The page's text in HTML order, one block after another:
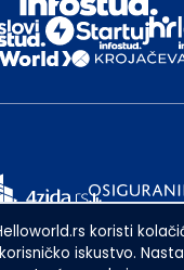
koristi
iskustvo.